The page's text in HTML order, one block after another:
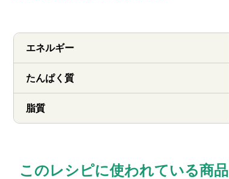
エネルギー
たんぱく質
脂質
このレシピに使われている商品